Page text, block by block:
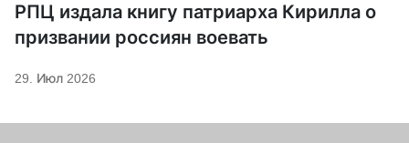
РПЦ издала книгу патриарха Кирилла о
призвании россиян воевать
29. Июл 2026